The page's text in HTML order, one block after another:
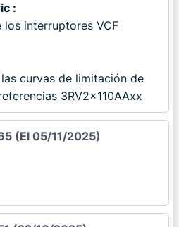
:
los interruptores VCF
curvas de limitación de
3RV2x110AAxx
(El 05/11/2025)